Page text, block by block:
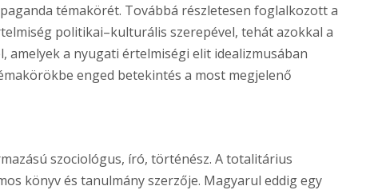
témakörét. Továbbá részletesen foglalkozott a
politikai–kulturális szerepével, tehát azokkal a
a nyugati értelmiségi elit idealizmusában
enged betekintés a most megjelenő
szociológus, író, történész. A totalitárius
könyv és tanulmány szerzője. Magyarul eddig egy